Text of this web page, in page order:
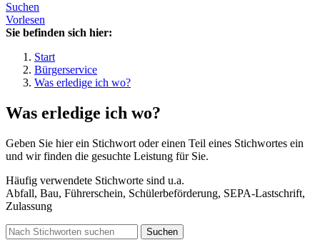
Suchen
Vorlesen
Sie befinden sich hier:
Start
Bürgerservice
Was erledige ich wo?
Was erledige ich wo?
Geben Sie hier ein Stichwort oder einen Teil eines Stichwortes ein
und wir finden die gesuchte Leistung für Sie.
Häufig verwendete Stichworte sind u.a.
Abfall, Bau, Führerschein, Schülerbeförderung, SEPA-Lastschrift,
Zulassung
Suchen